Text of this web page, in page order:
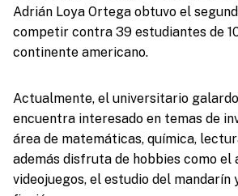
Adrián Loya Ortega obtuvo el
competir contra 39 estudiantes de
continente americano.
Actualmente, el universitario
encuentra interesado en temas de
área de matemáticas, química,
además disfruta de hobbies como el
videojuegos, el estudio del mandarín